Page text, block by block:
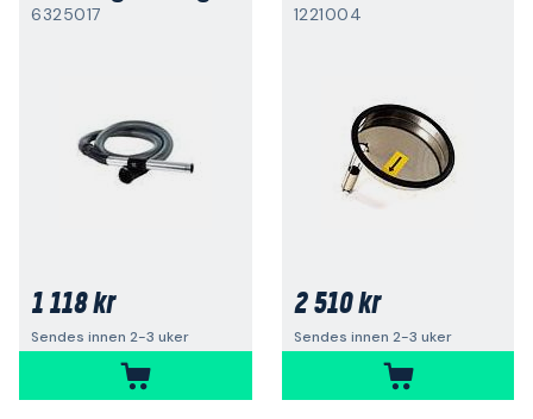
6325017
1 118 kr
Sendes innen 2-3 uker
1221004
2 510 kr
Sendes innen 2-3 uker